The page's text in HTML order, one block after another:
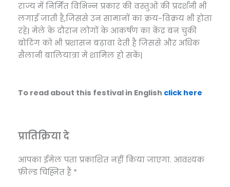
राज्य में निर्मित विभिन्न प्रकार की वस्तुओं की प्रदर्शनी भी
लगाई जाती है,जिससे उन सामानों का क्रय-विक्रय भी होता
रहे| मेले के दौरान लोगों के आकर्षण का केंद्र बन चुकी
बोटिंग को भी प्रशासन बढ़ावा देती है जिससे और अधिक
सैलानी बालियात्रा मे शामिल हो सकें|
To read about this festival in English click here
प्रातिक्रिया दे
आपका ईमेल पता प्रकाशित नहीं किया जाएगा. आवश्यक
फ़ील्ड चिह्नित हैं *